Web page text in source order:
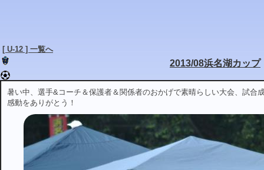
[ U-12 ] 一覧へ
2013/08浜名湖カップ
暑い中、選手&コーチ＆保護者＆関係者のおかげで素晴らしい大会、試合
感動をありがとう！